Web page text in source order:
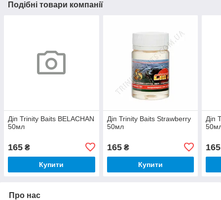
Подібні товари компанії
Діп Trinity Baits BELACHAN
50мл
165 ₴
Купити
Діп Trinity Baits Strawberry
50мл
165₴
Купити
Діп
165
Про нас